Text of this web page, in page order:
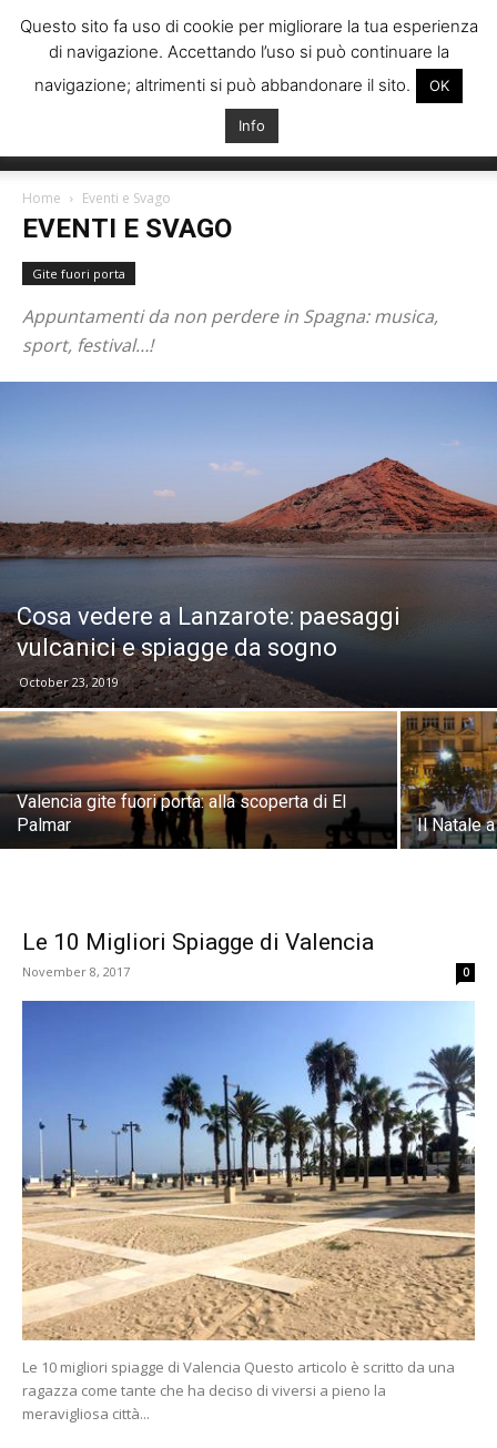
Italiani
Home Eventi e Svago
EVENTI E SVAGO
Gite fuori porta
Appuntamenti da non perdere in Spagna: musica,
sport, festival…!
Cosa vedere a Lanzarote: paesaggi
vulcanici e spiagge da sogno
October 23, 2019
Valencia gite fuori porta: alla scoperta di El
Palmar
Il Natale
Le 10 Migliori Spiagge di Valencia
November 8, 2017 0
Le 10 migliori spiagge di Valencia Questo articolo è scritto da una
ragazza come tante che ha deciso di viversi a pieno la
meravigliosa città...
Questo sito fa uso di cookie per migliorare la tua esperienza
di navigazione. Accettando l’uso si può continuare la
navigazione; altrimenti si può abbandonare il sito.
OK
Info